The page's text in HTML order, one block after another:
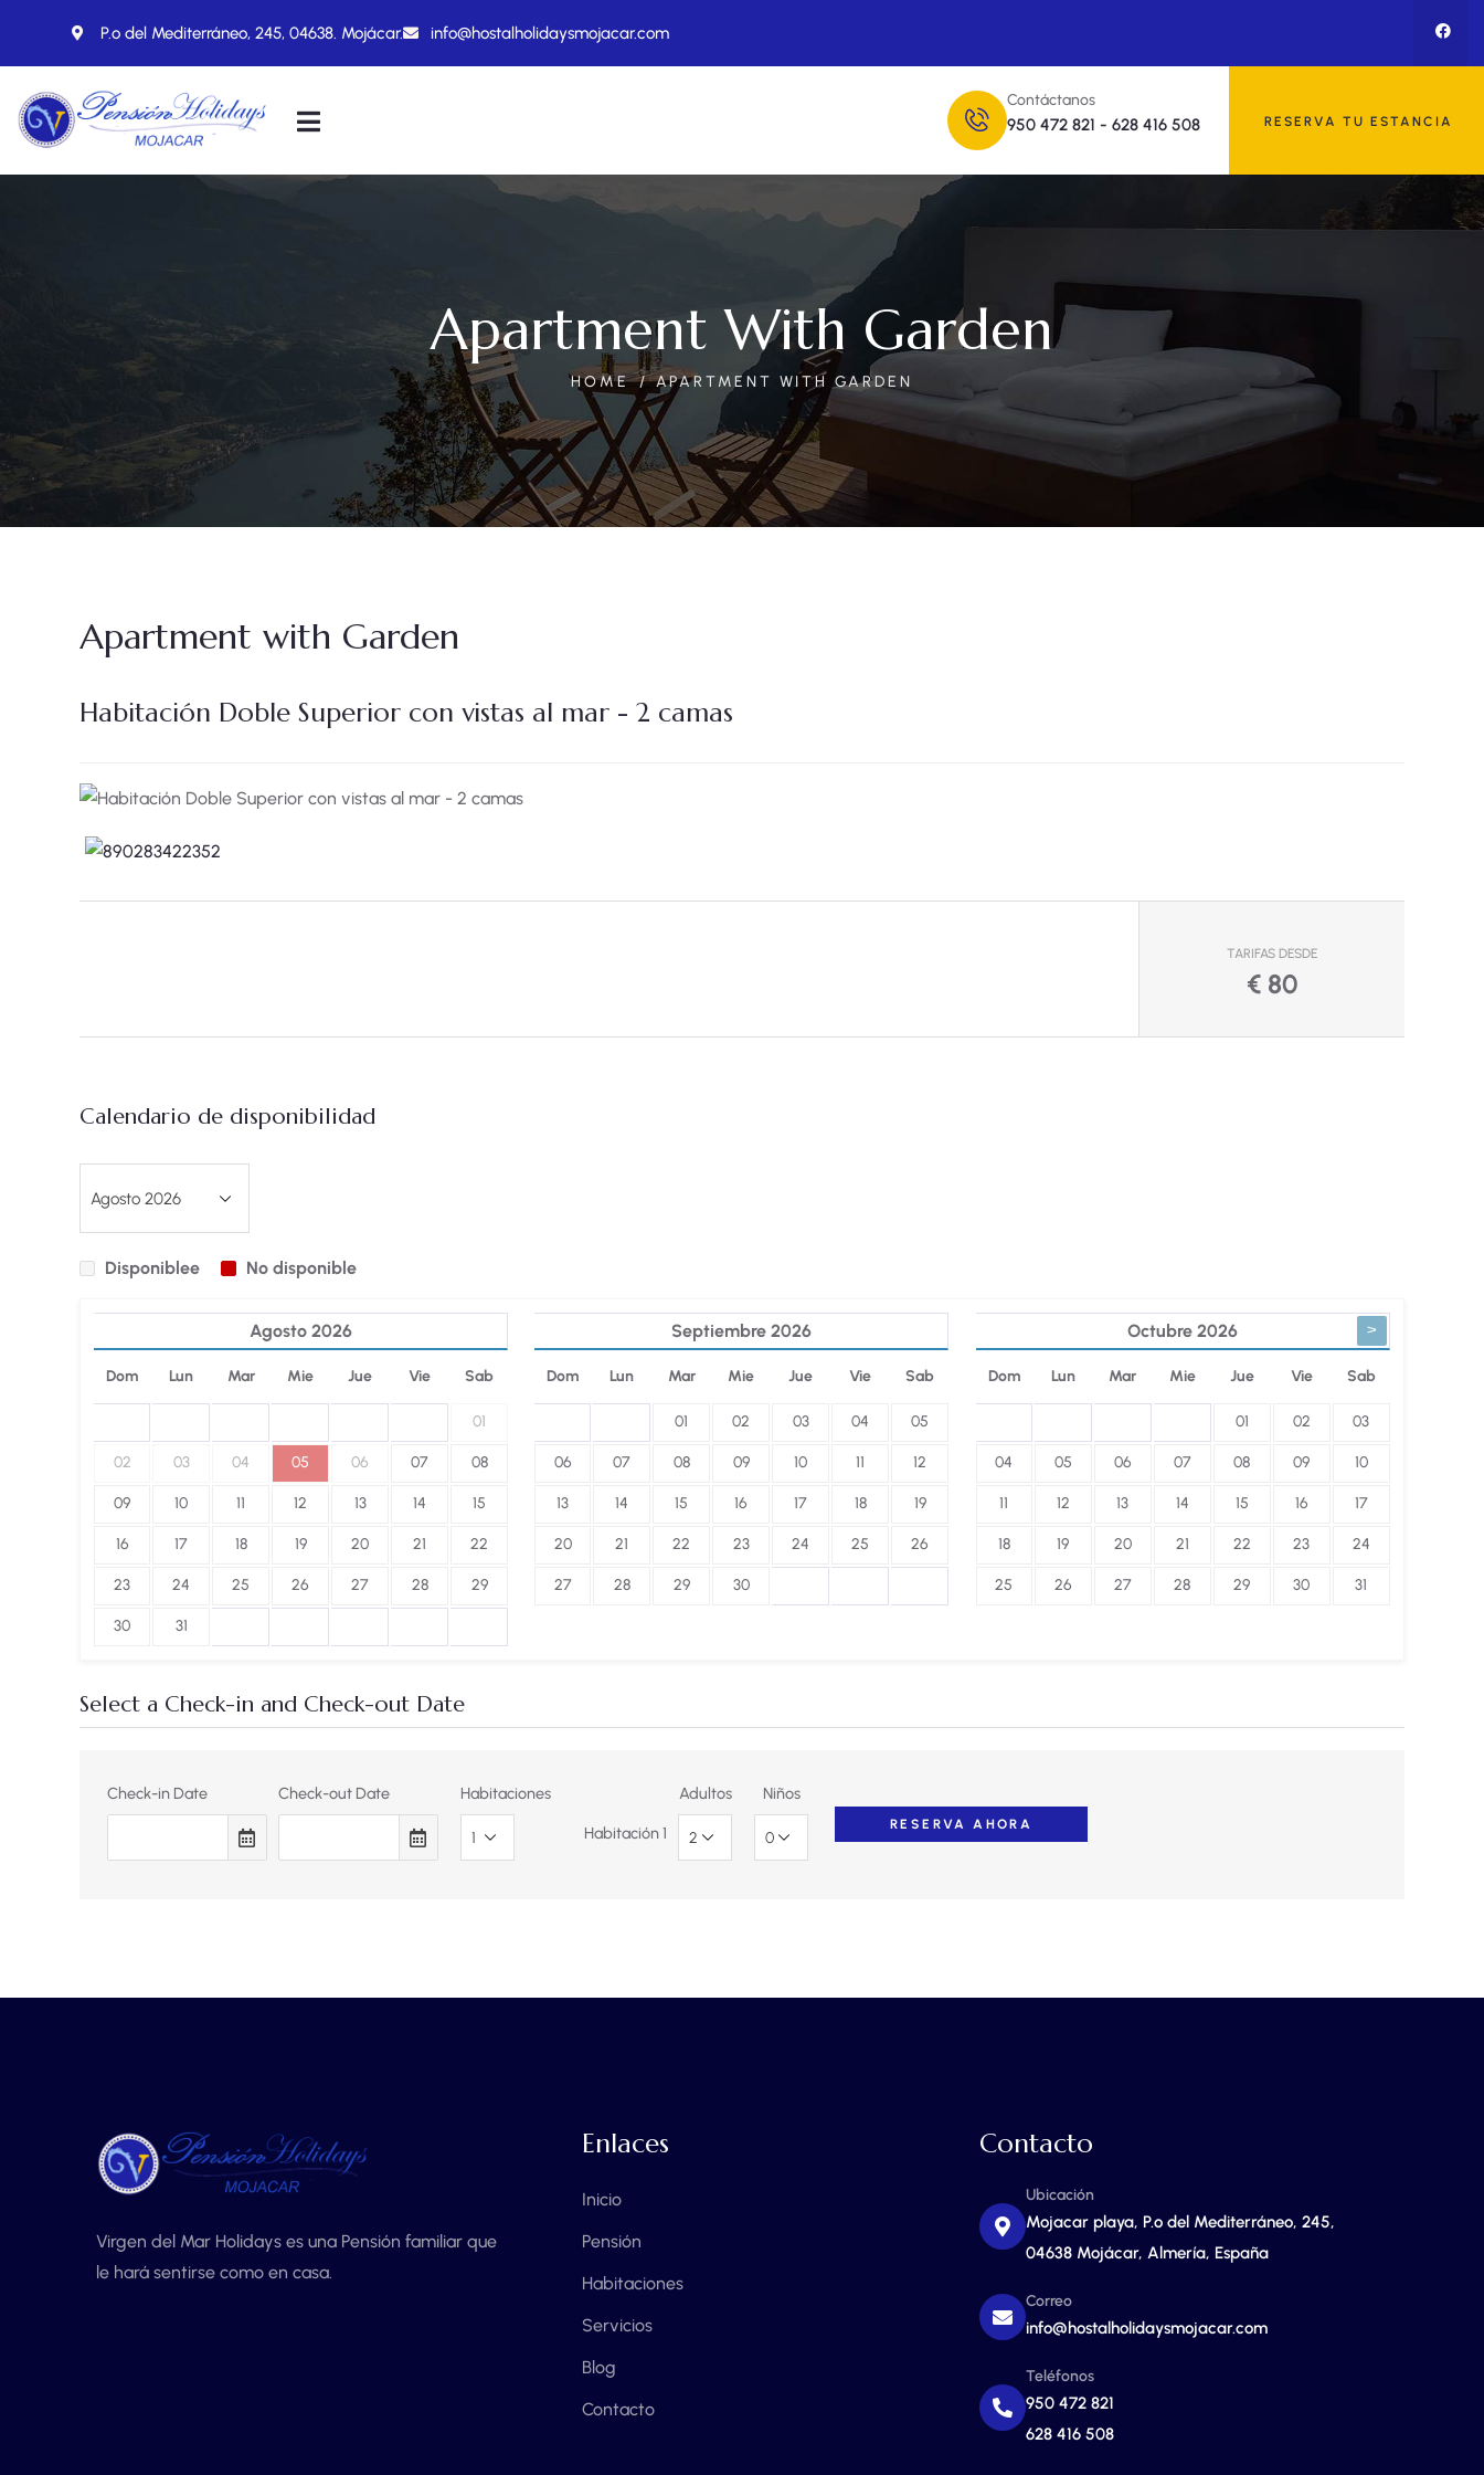
P.º del Mediterráneo, 245, 04638. Mojácar. info@hostalholidaysmojacar.com
Contáctanos
950 472 821 -628 416 508 RESERVA TU ESTANCIA
Apartment With Garden
HOME APARTMENT WITH GARDEN
Apartment with Garden
Habitación Doble Superior con vistas al mar - 2 camas
TARIFAS DESDE
€ 80
Calendario de disponibilidad
Disponiblee No disponible
Agosto 2026
Dom Lun Mar Mie Jue Vie Sab
01
02 03 04 05 06 07 08
09 10 11 12 13 14 15
16 17 18 19 20 21 22
23 24 25 26 27 28 29
30 31
Septiembre 2026
Dom Lun Mar Mie Jue Vie Sab
01 02 03 04 05
06 07 08 09 10 11 12
13 14 15 16 17 18 19
20 21 22 23 24 25 26
27 28 29 30
Octubre 2026 >
Dom Lun Mar Mie Jue Vie Sab
01 02 03
04 05 06 07 08 09 10
11 12 13 14 15 16 17
18 19 20 21 22 23 24
25 26 27 28 29 30 31
Select a Check-in and Check-out Date
Check-in Date Check-out Date
Habitaciones
Habitación 1
Adultos Niños
Virgen del Mar Holidays es una Pensión familiar que
le hará sentirse como en casa.
Enlaces
Inicio
Pensión
Habitaciones
Servicios
Blog
Contacto
Contacto
Ubicación
Mojacar playa, P.º del Mediterráneo, 245,
04638 Mojácar, Almería, España
Correo
info@hostalholidaysmojacar.com
Teléfonos
950 472 821
628 416 508